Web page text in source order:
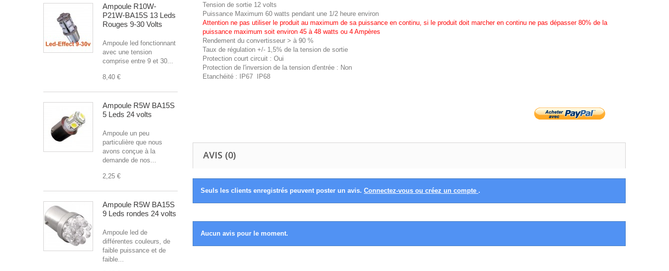
Ampoule R10W-
P21W-BA15S 13 Leds
Rouges 9-30 Volts
Ampoule led fonctionnant
avec une tension
comprise entre 9 et 30...
8,40 €
Ampoule R5W BA15S
5 Leds 24 volts
Ampoule un peu
particulière que nous
avons conçue à la
demande de nos...
2,25 €
Ampoule R5W BA15S
9 Leds rondes 24 volts
Ampoule led de
différentes couleurs, de
faible puissance et de
faible...
Tension de sortie 12 volts
Puissance Maximum 60 watts pendant une 1/2 heure environ
Attention ne pas utiliser le produit au maximum de sa puissance en continu, si le produit doit marcher en continu ne pas dépasser 80% de la
puissance maximum soit environ 45 à 48 watts ou 4 Ampères
Rendement du convertisseur > à 90 %
Taux de régulation +/- 1,5% de la tension de sortie
Protection court circuit : Oui
Protection de l'inversion de la tension d'entrée : Non
Etanchéité : IP67 IP68
AVIS (0)
Seuls les clients enregistrés peuvent poster un avis. Connectez-vous ou créez un compte .
Aucun avis pour le moment.